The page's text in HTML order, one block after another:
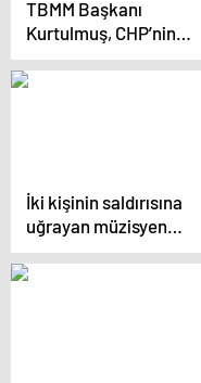
TBMM Başkanı
Kurtulmuş, CHP’nin
Can Atalay kararıyla
ilgili AYM’ye
İki kişinin saldırısına
uğrayan müzisyen
Umut Emre Aytekin
hayatını kaybetti